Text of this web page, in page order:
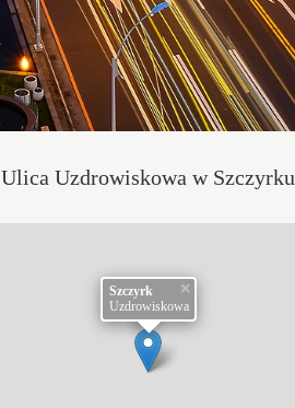
Ulica Uzdrowiskowa w Szczyrku
Szczyrk
Uzdrowiskowa
×